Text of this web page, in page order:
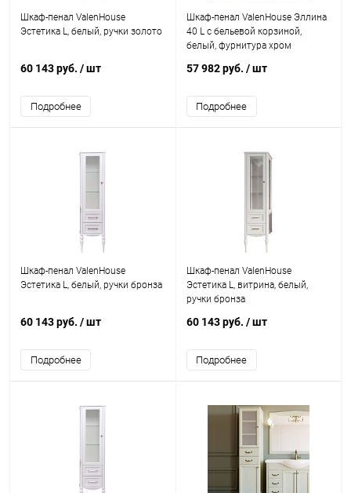
Шкаф-пенал ValenHouse
Эстетика L, белый, ручки золото
60 143 руб. / шт
Подробнее
Шкаф-пенал ValenHouse Эллина
40 L с бельевой корзиной,
белый, фурнитура хром
57 982 руб. / шт
Подробнее
Шкаф-пенал ValenHouse
Эстетика L, белый, ручки бронза
60 143 руб. / шт
Подробнее
Шкаф-пенал ValenHouse
Эстетика L, витрина, белый,
ручки бронза
60 143 руб. / шт
Подробнее